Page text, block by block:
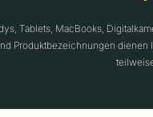
Tablets, MacBooks,
Produktbezeichnungen